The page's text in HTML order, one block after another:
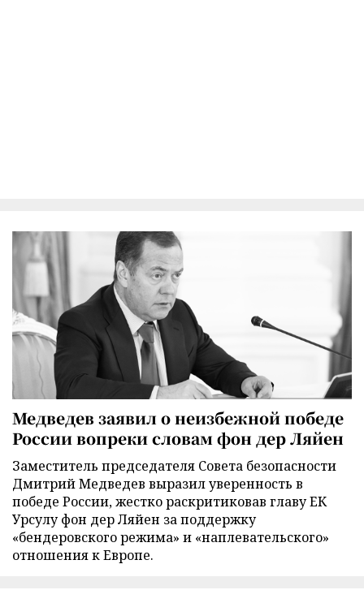
Медведев заявил о неизбежной победе
России вопреки словам фон дер Ляйен
Заместитель председателя Совета безопасности
Дмитрий Медведев выразил уверенность в
победе России, жестко раскритиковав главу ЕК
Урсулу фон дер Ляйен за поддержку
«бендеровского режима» и «наплевательского»
отношения к Европе.